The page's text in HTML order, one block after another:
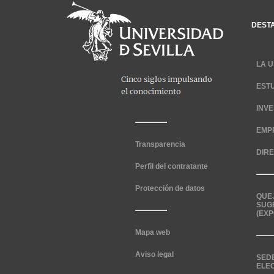
Transparencia
Perfil del contratante
Protección de datos
Mapa web
Aviso legal
LA